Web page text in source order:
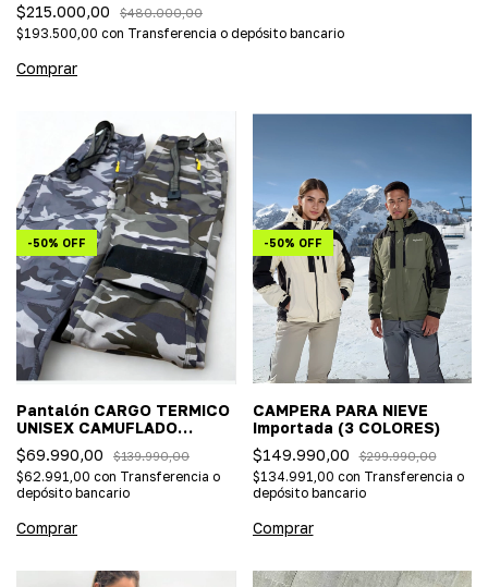
$215.000,00
$480.000,00
$193.500,00 con Transferencia o depósito bancario
Comprar
-50% OFF
Pantalón CARGO TERMICO
UNISEX CAMUFLADO
importado (impermeable,
ideal nieve) 2 COLORES
$69.990,00 $139.990,00
$62.991,00 con Transferencia o
depósito bancario
Comprar
-50% OFF
CAMPERA PARA NIEVE
Importada (3 COLORES)
$149.990,00
$299.990,00
$134.991,00 con Transferencia o
depósito bancario
Comprar